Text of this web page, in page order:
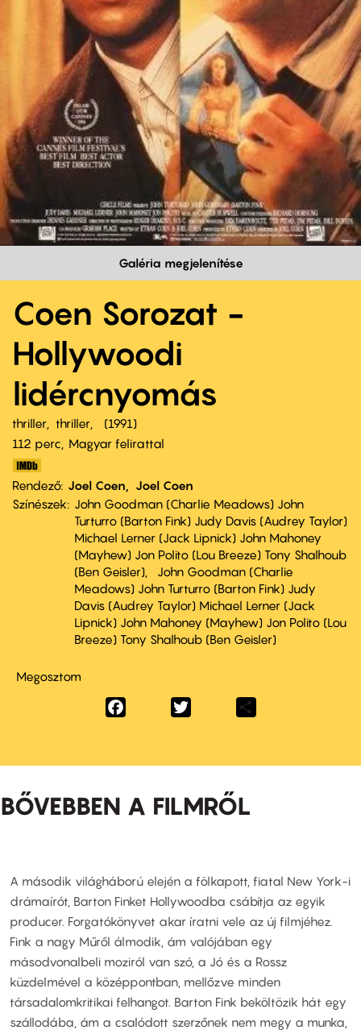
Galéria megjelenítése
Coen Sorozat -
Hollywoodi
lidércnyomás
thriller thriller
1991
112 perc,
Magyar felirattal
Rendező Joel Coen
Joel Coen
Színészek
John Goodman (Charlie Meadows) John
Turturro (Barton Fink) Judy Davis (Audrey Taylor)
Michael Lerner (Jack Lipnick) John Mahoney
(Mayhew) Jon Polito (Lou Breeze) Tony Shalhoub
(Ben Geisler)
John Goodman (Charlie
Meadows) John Turturro (Barton Fink) Judy
Davis (Audrey Taylor) Michael Lerner (Jack
Lipnick) John Mahoney (Mayhew) Jon Polito (Lou
Breeze) Tony Shalhoub (Ben Geisler)
Megosztom
Facebook
BŐVEBBEN A FILMRŐL
A második világháború elején a fölkapott, fiatal New York-i
drámaírót, Barton Finket Hollywoodba csábítja az egyik
producer. Forgatókönyvet akar íratni vele az új filmjéhez.
Fink a nagy Műről álmodik, ám valójában egy
másodvonalbeli moziról van szó, a Jó és a Rossz
küzdelmével a középpontban, mellőzve minden
társadalomkritikai felhangot. Barton Fink beköltözik hát egy
szállodába, ám a csalódott szerzőnek nem megy a munka,